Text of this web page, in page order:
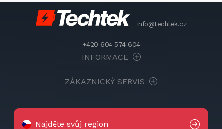
info@techtek.cz
+420 604 574 604
INFORMACE
ZÁKAZNICKÝ SERVIS
Najděte svůj region